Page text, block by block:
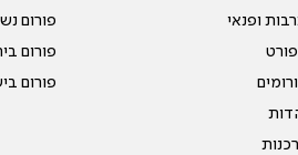
ופנאי
פורום
פורום
פורום